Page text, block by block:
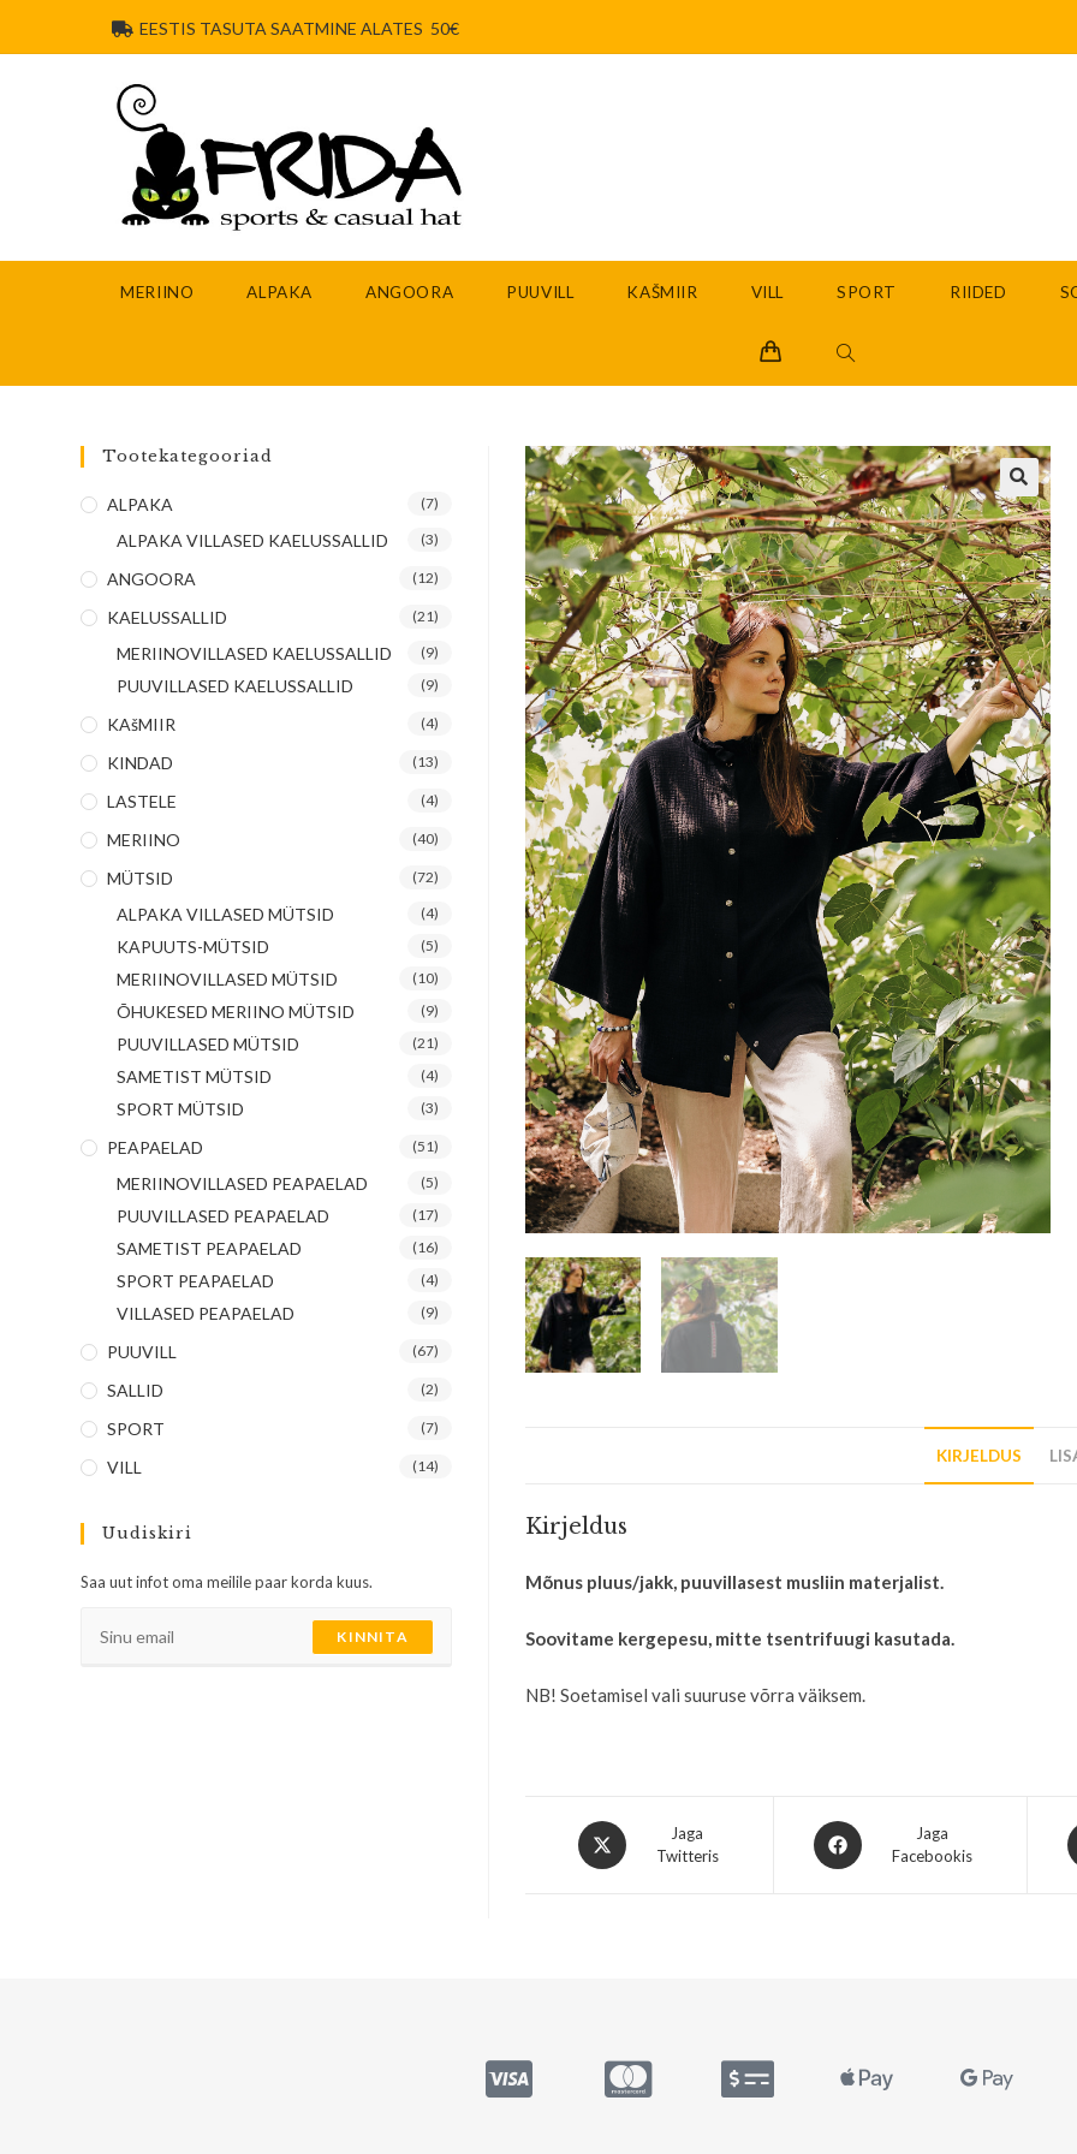
EESTIS TASUTA SAATMINE ALATES 50€
MERIINO ALPAKA ANGOORA PUUVILL KAŠMIIR VILL SPORT RIIDED
🔍
KIRJELDUS
Kirjeldus
Mõnus pluus/jakk, puuvillasest musliin materjalist.
Soovitame kergepesu, mitte tsentrifuugi kasutada.
NB! Soetamisel vali suuruse võrra väiksem.
Jaga
Twitteris
Jaga
Facebookis
Tootekategooriad
ALPAKA (7)
ALPAKA VILLASED KAELUSSALLID (3)
ANGOORA (12)
KAELUSSALLID (21)
MERIINOVILLASED KAELUSSALLID (9)
PUUVILLASED KAELUSSALLID (9)
KAšMIIR (4)
KINDAD (13)
LASTELE (4)
MERIINO (40)
MÜTSID (72)
ALPAKA VILLASED MÜTSID (4)
KAPUUTS-MÜTSID (5)
MERIINOVILLASED MÜTSID (10)
ÕHUKESED MERIINO MÜTSID (9)
PUUVILLASED MÜTSID (21)
SAMETIST MÜTSID (4)
SPORT MÜTSID (3)
PEAPAELAD (51)
MERIINOVILLASED PEAPAELAD (5)
PUUVILLASED PEAPAELAD (17)
SAMETIST PEAPAELAD (16)
SPORT PEAPAELAD (4)
VILLASED PEAPAELAD (9)
PUUVILL (67)
SALLID (2)
SPORT (7)
VILL (14)
Uudiskiri
Saa uut infot oma meilile paar korda kuus.
KINNITA